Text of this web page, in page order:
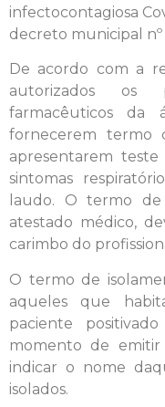
infectocontagiosa
decreto municipal nº
De acordo com a
autorizados os
farmacêuticos da
fornecerem termo
apresentarem
sintomas
laudo. O termo
atestado médico,
carimbo do
O termo de
aqueles que
paciente
momento de
indicar o nome
isolados.